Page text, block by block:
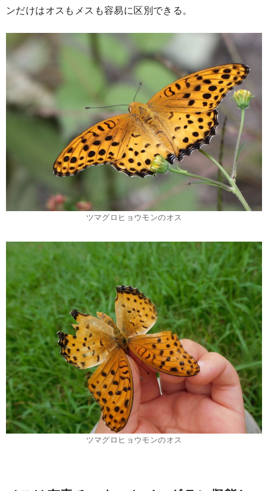
ンだけはオスもメスも容易に区別できる。
ツマグロヒョウモンのオス
ツマグロヒョウモンのオス